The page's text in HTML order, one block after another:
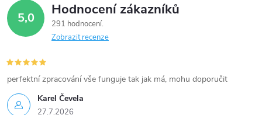
v
ý
p
i
s
5,0 Hodnocení zákazníků
291 hodnocení
Zobrazit recenze
Karel Čevela
27.7.2026
perfektní zpracování vše funguje tak jak má, mohu doporučit